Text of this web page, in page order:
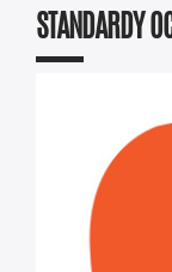
STANDARDY